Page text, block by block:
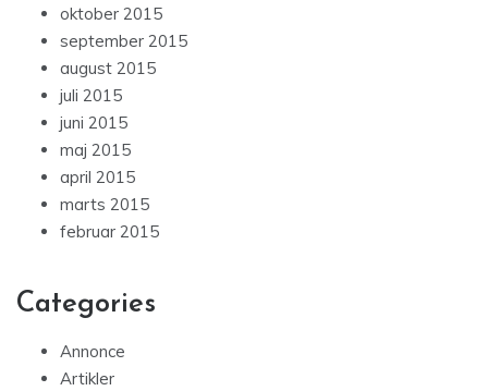
oktober 2015
september 2015
august 2015
juli 2015
juni 2015
maj 2015
april 2015
marts 2015
februar 2015
Categories
Annonce
Artikler